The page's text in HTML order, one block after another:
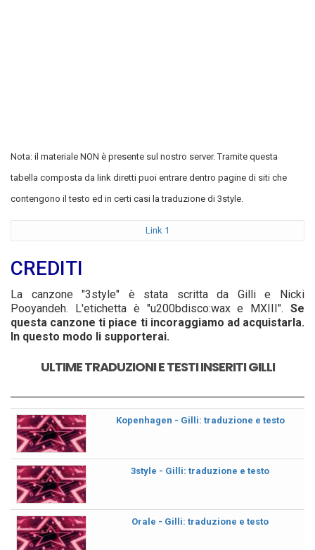
Nota: il materiale NON è presente sul nostro server. Tramite questa
tabella composta da link diretti puoi entrare dentro pagine di siti che
contengono il testo ed in certi casi la traduzione di 3style.
Link 1
CREDITI
La canzone "3style" è stata scritta da Gilli e Nicki
Pooyandeh. L'etichetta è "u200bdisco:wax e MXIII". Se
questa canzone ti piace ti incoraggiamo ad acquistarla.
In questo modo li supporterai.
ULTIME TRADUZIONI E TESTI INSERITI GILLI
Kopenhagen - Gilli: traduzione e testo
3style - Gilli: traduzione e testo
Orale - Gilli: traduzione e testo